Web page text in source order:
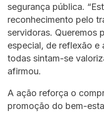
segurança pública.
reconhecimento pelo
servidoras. Queremos
especial, de reflexão
todas sintam-se
afirmou.
A ação reforça o
promoção do bem-